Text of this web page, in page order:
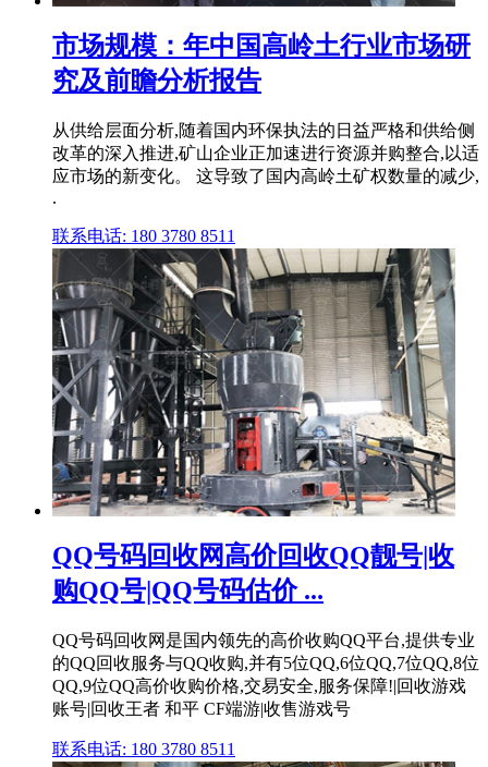
市场规模：年中国高岭土行业市场研
究及前瞻分析报告
从供给层面分析,随着国内环保执法的日益严格和供给侧
改革的深入推进,矿山企业正加速进行资源并购整合,以适
应市场的新变化。 这导致了国内高岭土矿权数量的减少,
.
联系电话: 180 3780 8511
QQ号码回收网高价回收QQ靓号|收
购QQ号|QQ号码估价 ...
QQ号码回收网是国内领先的高价收购QQ平台,提供专业
的QQ回收服务与QQ收购,并有5位QQ,6位QQ,7位QQ,8位
QQ,9位QQ高价收购价格,交易安全,服务保障!|回收游戏
账号|回收王者 和平 CF端游|收售游戏号
联系电话: 180 3780 8511